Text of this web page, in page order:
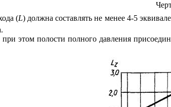
(L) должна составлять не менее 4-5
при этом полости полного давления